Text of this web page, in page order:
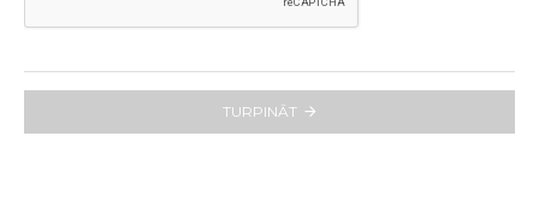
TURPINĀT